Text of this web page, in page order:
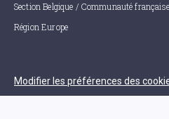
Section Belgique / Communauté
Région Europe
Modifier les préférences des